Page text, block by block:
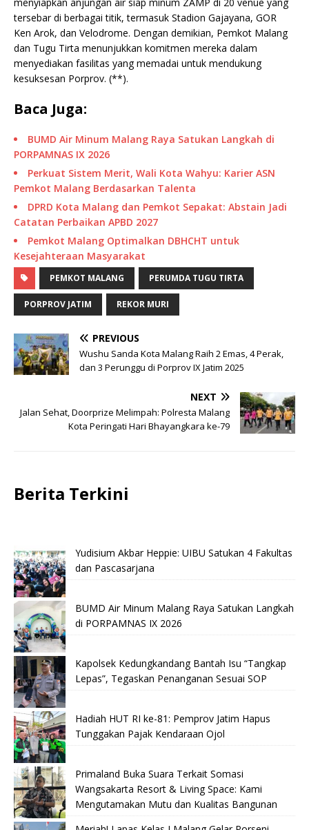
tersebar di berbagai titik, termasuk Stadion Gajayana, GOR
Ken Arok, dan Velodrome. Dengan demikian, Pemkot Malang
dan Tugu Tirta menunjukkan komitmen mereka dalam
menyediakan fasilitas yang memadai untuk mendukung
kesuksesan Porprov. (**).
Baca Juga:
BUMD Air Minum Malang Raya Satukan Langkah di
PORPAMNAS IX 2026
Perkuat Sistem Merit, Wali Kota Wahyu: Karier ASN
Pemkot Malang Berdasarkan Talenta
DPRD Kota Malang dan Pemkot Sepakat: Abstain Jadi
Catatan Perbaikan APBD 2027
Pemkot Malang Optimalkan DBHCHT untuk
Kesejahteraan Masyarakat
PEMKOT MALANG PERUMDA TUGU TIRTA
PORPROV JATIM REKOR MURI
PREVIOUS
Wushu Sanda Kota Malang Raih 2 Emas, 4 Perak,
dan 3 Perunggu di Porprov IX Jatim 2025
NEXT
Jalan Sehat, Doorprize Melimpah: Polresta Malang
Kota Peringati Hari Bhayangkara ke-79
Berita Terkini
Yudisium Akbar Heppie: UIBU Satukan 4 Fakultas
dan Pascasarjana
BUMD Air Minum Malang Raya Satukan Langkah
di PORPAMNAS IX 2026
Kapolsek Kedungkandang Bantah Isu “Tangkap
Lepas”, Tegaskan Penanganan Sesuai SOP
Hadiah HUT RI ke-81: Pemprov Jatim Hapus
Tunggakan Pajak Kendaraan Ojol
Primaland Buka Suara Terkait Somasi
Wangsakarta Resort & Living Space: Kami
Mengutamakan Mutu dan Kualitas Bangunan